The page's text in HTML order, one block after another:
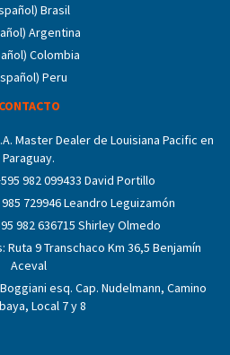
Brasil
Argentina
Colombia
Peru
CONTACTO
Master Dealer de Louisiana Pacific en
Paraguay.
982 099433 David Portillo
729946 Leandro Leguizamón
982 636715 Shirley Olmedo
9 Transchaco Km 36,5 Benjamín
Aceval
esq. Cap. Nudelmann, Camino
Local 7 y 8